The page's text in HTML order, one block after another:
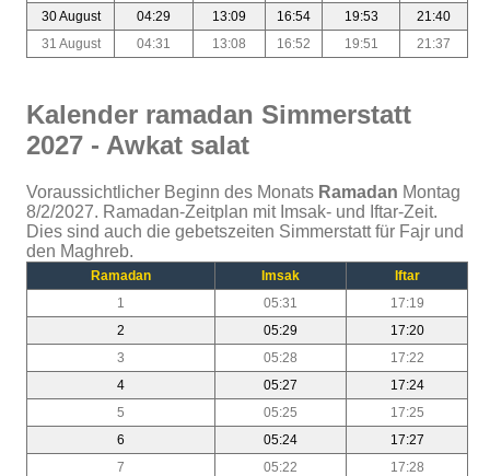
30 August
04:29 13:09 16:54 19:53
21:40
31 August
04:31 13:08 16:52 19:51 21:37
Kalender ramadan Simmerstatt
2027 - Awkat salat
Voraussichtlicher Beginn des Monats Ramadan Montag
8/2/2027. Ramadan-Zeitplan mit Imsak- und Iftar-Zeit.
Dies sind auch die gebetszeiten Simmerstatt für Fajr und
den Maghreb.
Ramadan Imsak
Iftar
1
05:31
17:19
2
05:29
17:20
3
05:28
17:22
4
05:27
17:24
5
05:25
17:25
6
05:24
17:27
7
05:22
17:28